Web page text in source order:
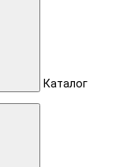
Каталог